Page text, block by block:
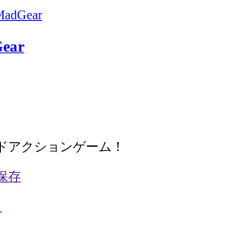
アクションゲーム！